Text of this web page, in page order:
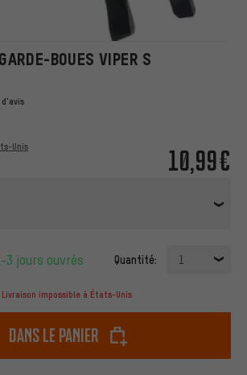
BOUES VIPER S
d'avis
10,99€
Unis
3 jours ouvrés Quantité: 1
Livraison impossible à États-Unis
dans le panier